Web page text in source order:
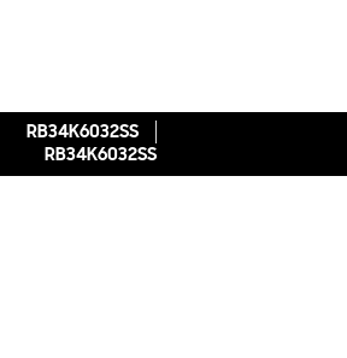
RB34K6032SS
RB34K6032SS